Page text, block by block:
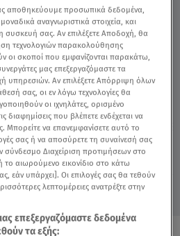
MASTERCHEF
αποθηκεύουμε προσωπικά δεδομένα,
αναγνωριστικά στοιχεία, και
σας. Αν επιλέξετε Αποδοχή, θα
τεχνολογιών παρακολούθησης
οι σκοποί που εμφανίζονται παρακάτω,
μας επεξεργαζόμαστε τα
υπηρεσιών. Αν επιλέξετε Απόρριψη όλων
σας, οι εν λόγω τεχνολογίες θα
οι ιχνηλάτες, ορισμένο
διαφημίσεις που βλέπετε ενδέχεται να
Μπορείτε να επανεμφανίσετε αυτό το
σας ή να αποσύρετε τη συναίνεσή σας
Διαχείριση προτιμήσεων στο
το αιωρούμενο εικονίδιο στο κάτω
εάν υπάρχει]. Οι επιλογές σας θα τεθούν
λεπτομέρειες ανατρέξτε στην
επεξεργαζόμαστε δεδομένα
τα εξής: